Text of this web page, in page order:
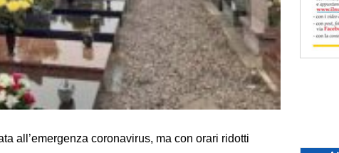
all’emergenza coronavirus, ma con orari ridotti